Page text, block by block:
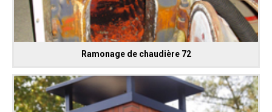
Ramonage de chaudière 72